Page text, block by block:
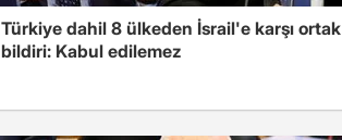
Türkiye dahil 8 ülkeden İsrail'e karşı ortak
bildiri: Kabul edilemez